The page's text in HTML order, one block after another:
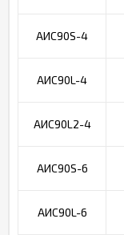
АИС90S-4
АИС90L-4
АИС90L2-4
АИС90S-6
АИС90L-6